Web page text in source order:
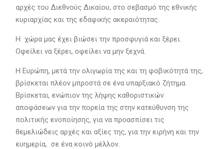
αρχές του Διεθνούς Δικαίου, στο σεβασμό της εθνικής
κυριαρχίας και της εδαφικής ακεραιότητας.
Η χώρα μας έχει βιώσει την προσφυγιά και ξέρει.
Οφείλει να ξέρει, οφείλει να μην ξεχνά.
Η Ευρώπη, μετά την ολιγωρία της και τη φοβικότητά της,
βρίσκεται πλέον μπροστά σε ένα υπαρξιακό ζήτημα.
Βρίσκεται, ενώπιον της λήψης καθοριστικών
αποφάσεων για την πορεία της στην κατεύθυνση της
πολιτικής ενοποίησης, για να προασπίσει τις
θεμελιώδεις αρχές και αξίες της, για την ειρήνη και την
ευημερία, σε ένα κοινό μέλλον.